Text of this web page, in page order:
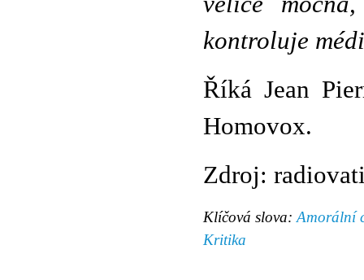
kontroluje
Říká Jean
Homovox.
Zdroj:
Klíčová slova: Amorální
Kritika